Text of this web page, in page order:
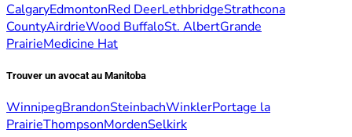
CalgaryEdmontonRed DeerLethbridgeStrathcona
CountyAirdrieWood BuffaloSt. AlbertGrande
PrairieMedicine Hat
Trouver un avocat au Manitoba
WinnipegBrandonSteinbachWinklerPortage la
PrairieThompsonMordenSelkirk